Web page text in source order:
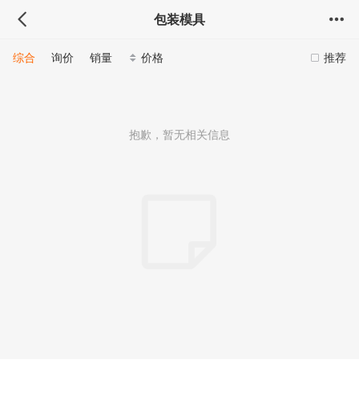
包装模具
推荐
综合 询价 销量 价格
抱歉，暂无相关信息